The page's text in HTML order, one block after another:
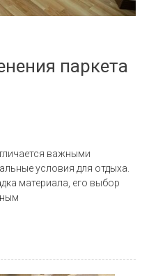
паркета
важными
условия для отдыха.
материала, его выбор